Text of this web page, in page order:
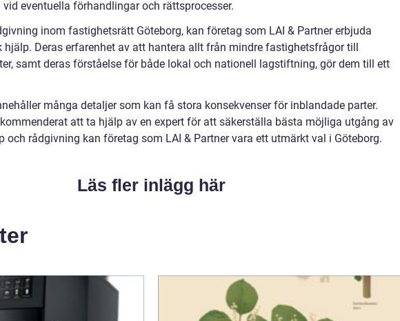
vid eventuella förhandlingar och rättsprocesser.
inom fastighetsrätt Göteborg, kan företag som LAI & Partner erbjuda
Deras erfarenhet av att hantera allt från mindre fastighetsfrågor till
samt deras förståelse för både lokal och nationell lagstiftning, gör dem till ett
många detaljer som kan få stora konsekvenser för inblandade parter.
att ta hjälp av en expert för att säkerställa bästa möjliga utgång av
och rådgivning kan företag som LAI & Partner vara ett utmärkt val i Göteborg.
Läs fler inlägg här